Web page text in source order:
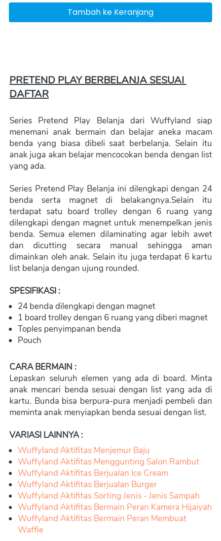
`Tambah ke Keranjang
PRETEND PLAY BERBELANJA SESUAI
DAFTAR
Series Pretend Play Belanja dari Wuffyland siap
menemani anak bermain dan belajar aneka macam
benda yang biasa dibeli saat berbelanja. Selain itu
anak juga akan belajar mencocokan benda dengan list
yang ada.
Series Pretend Play Belanja ini dilengkapi dengan 24
benda serta magnet di belakangnya.Selain itu
terdapat satu board trolley dengan 6 ruang yang
dilengkapi dengan magnet untuk menempelkan jenis
benda. Semua elemen dilaminating agar lebih awet
dan dicutting secara manual sehingga aman
dimainkan oleh anak. Selain itu juga terdapat 6 kartu
list belanja dengan ujung rounded.
SPESIFIKASI :
24 benda dilengkapi dengan magnet
1 board trolley dengan 6 ruang yang diberi magnet
Toples penyimpanan benda
Pouch
CARA BERMAIN :
Lepaskan seluruh elemen yang ada di board. Minta
anak mencari benda sesuai dengan list yang ada di
kartu. Bunda bisa berpura-pura menjadi pembeli dan
meminta anak menyiapkan benda sesuai dengan list.
VARIASI LAINNYA :
Wuffyland Aktifitas Menjemur Baju
Wuffyland Aktifitas Menggunting Salon Rambut
Wuffyland Aktifitas Berjualan Ice Cream
Wuffyland Aktifitas Berjualan Burger
Wuffyland Aktifitas Sorting Jenis - Jenis Sampah
Wuffyland Aktifitas Bermain Peran Kamera Hijaiyah
Wuffyland Aktifitas Bermain Peran Membuat
Waffle